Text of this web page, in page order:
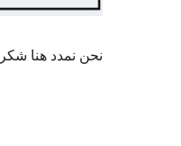
نحن نمدد هنا